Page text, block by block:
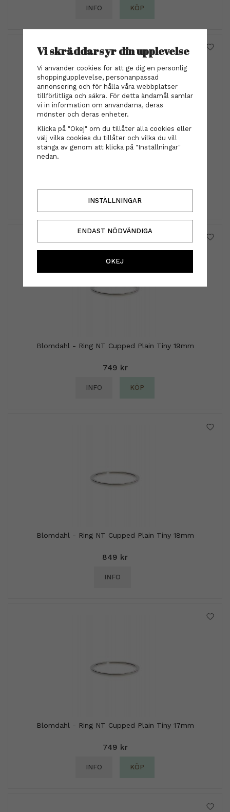
INFO KÖP
Blomdahl - Ring GT Tiffany 17mm, CZ White
INFO KÖP
Blomdahl - Ring NT Cupped Plain Tiny 19mm
749 kr
INFO KÖP
Blomdahl - Ring NT Cupped Plain Tiny 18mm
849 kr
INFO
Blomdahl - Ring NT Cupped Plain Tiny 17mm
749 kr
INFO KÖP
Vi skräddarsyr din upplevelse
Vi använder cookies för att ge dig en personlig
shoppingupplevelse, personanpassad
annonsering och för hålla våra webbplatser
tillförlitliga och säkra. För detta ändamål samlar
vi in information om användarna, deras
mönster och deras enheter.
Klicka på "Okej" om du tillåter alla cookies eller
välj vilka cookies du tillåter och vilka du vill
stänga av genom att klicka på "Inställningar"
nedan.
INSTÄLLNINGAR
ENDAST NÖDVÄNDIGA
OKEJ